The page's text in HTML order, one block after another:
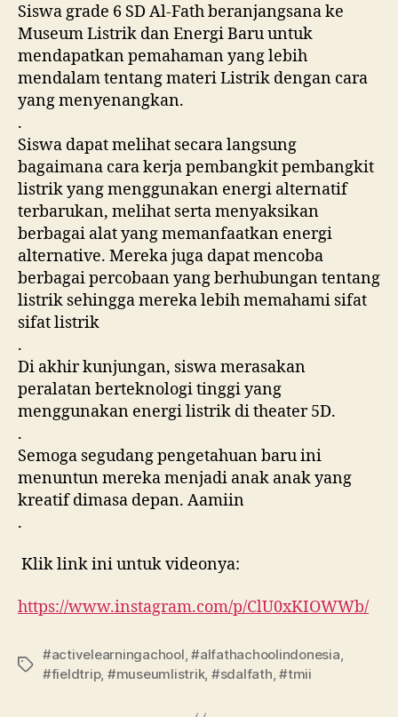
Siswa grade 6 SD Al-Fath beranjangsana ke
Museum Listrik dan Energi Baru untuk
mendapatkan pemahaman yang lebih
mendalam tentang materi Listrik dengan cara
yang menyenangkan.
.
Siswa dapat melihat secara langsung
bagaimana cara kerja pembangkit pembangkit
listrik yang menggunakan energi alternatif
terbarukan, melihat serta menyaksikan
berbagai alat yang memanfaatkan energi
alternative. Mereka juga dapat mencoba
berbagai percobaan yang berhubungan tentang
listrik sehingga mereka lebih memahami sifat
sifat listrik
.
Di akhir kunjungan, siswa merasakan
peralatan berteknologi tinggi yang
menggunakan energi listrik di theater 5D.
.
Semoga segudang pengetahuan baru ini
menuntun mereka menjadi anak anak yang
kreatif dimasa depan. Aamiin
.
Klik link ini untuk videonya:
https://www.instagram.com/p/ClU0xKIOWWb/
#activelearningachool ,#alfathachoolindonesia
#fieldtrip, #museumlistrik, #sdalfath ,#tmii